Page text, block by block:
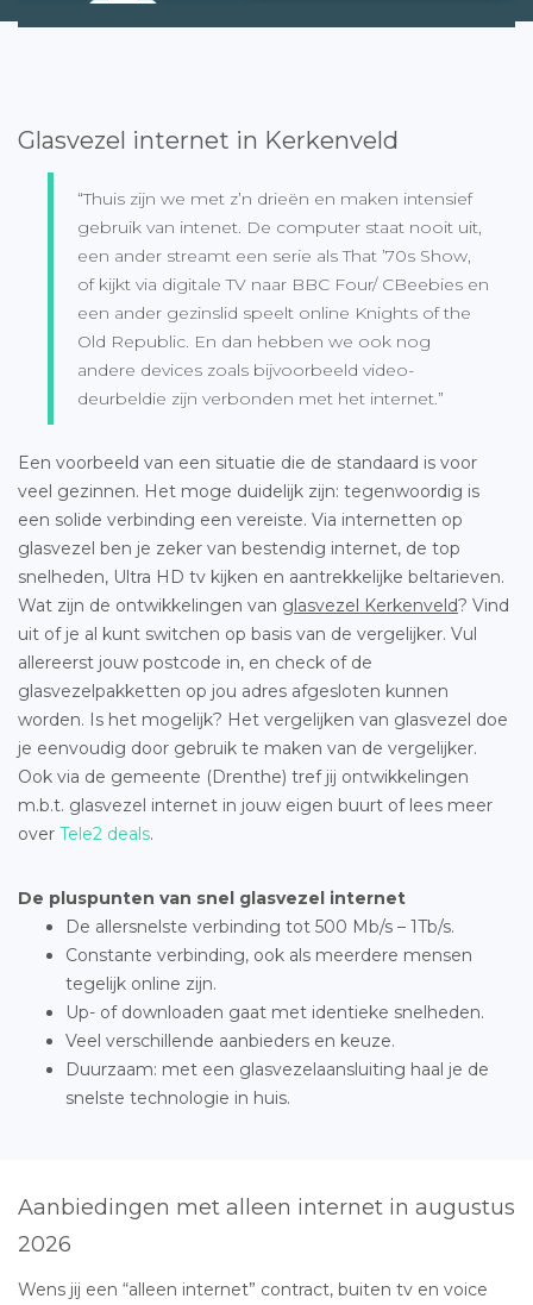
Glasvezel internet in Kerkenveld
“Thuis zijn we met z’n drieën en maken intensief
gebruik van intenet. De computer staat nooit uit,
een ander streamt een serie als That ’70s Show,
of kijkt via digitale TV naar BBC Four/ CBeebies en
een ander gezinslid speelt online Knights of the
Old Republic. En dan hebben we ook nog
andere devices zoals bijvoorbeeld video-
deurbeldie zijn verbonden met het internet.”
Een voorbeeld van een situatie die de standaard is voor
veel gezinnen. Het moge duidelijk zijn: tegenwoordig is
een solide verbinding een vereiste. Via internetten op
glasvezel ben je zeker van bestendig internet, de top
snelheden, Ultra HD tv kijken en aantrekkelijke beltarieven.
Wat zijn de ontwikkelingen van glasvezel Kerkenveld? Vind
uit of je al kunt switchen op basis van de vergelijker. Vul
allereerst jouw postcode in, en check of de
glasvezelpakketten op jou adres afgesloten kunnen
worden. Is het mogelijk? Het vergelijken van glasvezel doe
je eenvoudig door gebruik te maken van de vergelijker.
Ook via de gemeente (Drenthe) tref jij ontwikkelingen
m.b.t. glasvezel internet in jouw eigen buurt of lees meer
over Tele2 deals.
De pluspunten van snel glasvezel internet
De allersnelste verbinding tot 500 Mb/s – 1Tb/s.
Constante verbinding, ook als meerdere mensen
tegelijk online zijn.
Up- of downloaden gaat met identieke snelheden.
Veel verschillende aanbieders en keuze.
Duurzaam: met een glasvezelaansluiting haal je de
snelste technologie in huis.
Aanbiedingen met alleen internet in augustus
2026
Wens jij een “alleen internet” contract, buiten tv en voice